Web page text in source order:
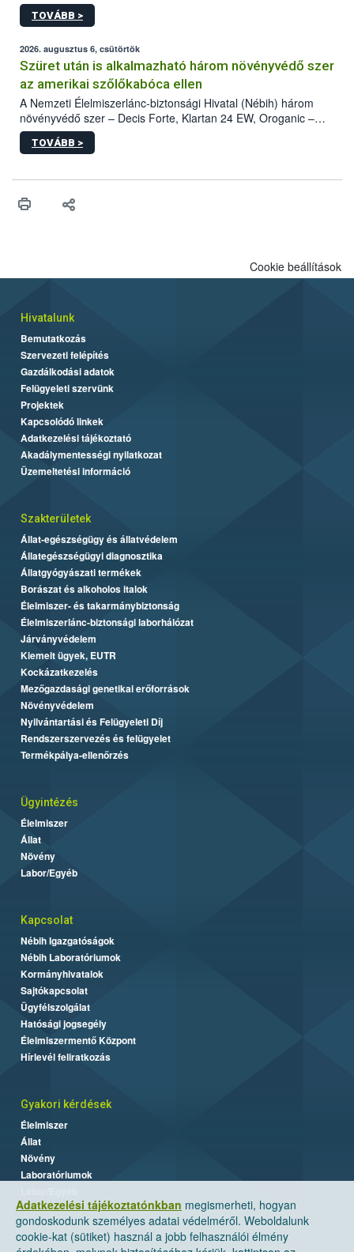
kőrisrontó karcsúdíszbogár (Agrilus planipennis) jelenlétét. A
kártevőt nem csak színcsapdában találták meg, de már fertőzött
az intenzív felderítést, emellett az intézkedéseket a szlovák
hatósággal is összehangolják a terjedés megállítása érdekében.
TOVÁBB >
2026. augusztus 6, csütörtök
Szüret után is alkalmazható három növényvédő szer
az amerikai szőlőkabóca ellen
A Nemzeti Élelmiszerlánc-biztonsági Hivatal (Nébih) három
növényvédő szer – Decis Forte, Klartan 24 EW, Oroganic –
engedélyokiratát módosította, így azok a szüretet követően,
egészen a vesszőérettség (BBCH 91) stádiumáig
érésű szőlőkben is legyen lehetőség a károsító elleni további
felhasználók számára is elérhető és ökológiai termesztésben is
TOVÁBB >
Adatkezelési tájékoztatónkban megismerheti, hogyan
gondoskodunk személyes adatai védelméről. Weboldalunk
cookie-kat (sütiket) használ a jobb felhasználói élmény
Cookie beállítások
Hivatalunk
Bemutatkozás
Szervezeti felépítés
Gazdálkodási adatok
Felügyeleti szervünk
Projektek
Kapcsolódó linkek
Adatkezelési tájékoztató
Akadálymentességi nyilatkozat
Üzemeltetési információ
Szakterületek
Állat-egészségügy és állatvédelem
Állategészségügyi diagnosztika
Állatgyógyászati termékek
Borászat és alkoholos italok
Élelmiszer- és takarmánybiztonság
Élelmiszerlánc-biztonsági laborhálózat
Járványvédelem
Kiemelt ügyek, EUTR
Kockázatkezelés
Mezőgazdasági genetikai erőforrások
Növényvédelem
Nyilvántartási és Felügyeleti Díj
Rendszerszervezés és felügyelet
Termékpálya-ellenőrzés
Ügyintézés
Élelmiszer
Állat
Növény
Labor/Egyéb
Kapcsolat
Nébih Igazgatóságok
Nébih Laboratóriumok
Kormányhivatalok
Sajtókapcsolat
Ügyfélszolgálat
Hatósági jogsegély
Élelmiszermentő Központ
Hírlevél feliratkozás
Gyakori kérdések
Élelmiszer
Állat
Növény
Laboratóriumok